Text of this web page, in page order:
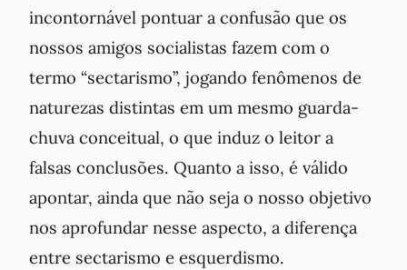
incontornável pontuar a confusão que os
nossos amigos socialistas fazem com o
termo “sectarismo”, jogando fenômenos de
naturezas distintas em um mesmo guarda-
chuva conceitual, o que induz o leitor a
falsas conclusões. Quanto a isso, é válido
apontar, ainda que não seja o nosso objetivo
nos aprofundar nesse aspecto, a diferença
entre sectarismo e esquerdismo.